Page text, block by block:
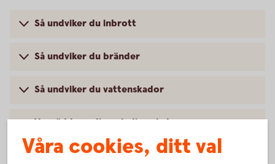
Så undviker du inbrott
Så undviker du bränder
Så undviker du vattenskador
Var rädd om dig och din cykel
Våra cookies, ditt val